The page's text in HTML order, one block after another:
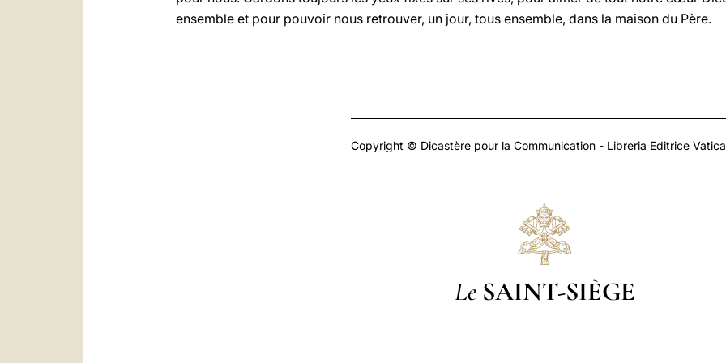
ensemble et pour pouvoir nous retrouver, un jour, tous ensemble, dans la maison du Père.
Copyright © Dicastère pour la Communication - Libreria Editrice
Le SAINT-SIÈGE